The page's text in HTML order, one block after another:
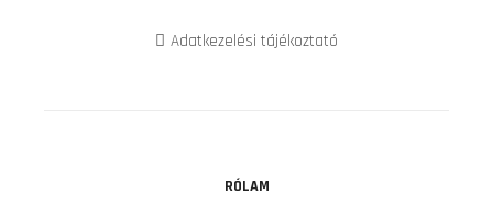
Adatkezelési tájékoztató
RÓLAM